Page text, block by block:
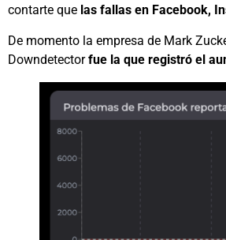
contarte que las fallas en Facebook,
De momento la empresa de Mark
Downdetectorfue la que registró el